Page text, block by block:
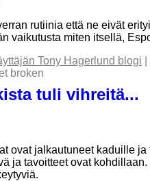
rutiinia että ne eivät
vaikutusta miten itsellä,
Tony Hagerlund blogi
broken
tuli vihreitä...
ovat jalkautuneet kaduille
ja tavoitteet ovat